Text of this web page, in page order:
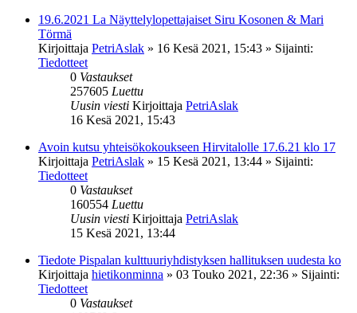
19.6.2021 La Näyttelylopettajaiset Siru Kosonen & Mari
Törmä
Kirjoittaja PetriAslak » 16 Kesä 2021, 15:43 » Sijainti:
Tiedotteet
0 Vastaukset
257605 Luettu
Uusin viesti Kirjoittaja PetriAslak
16 Kesä 2021, 15:43
Avoin kutsu yhteisökokoukseen Hirvitalolle 17.6.21 klo 17
Kirjoittaja PetriAslak » 15 Kesä 2021, 13:44 » Sijainti:
Tiedotteet
0 Vastaukset
160554 Luettu
Uusin viesti Kirjoittaja PetriAslak
15 Kesä 2021, 13:44
Tiedote Pispalan kulttuuriyhdistyksen hallituksen uudesta ko
Kirjoittaja hietikonminna » 03 Touko 2021, 22:36 » Sijainti:
Tiedotteet
0 Vastaukset